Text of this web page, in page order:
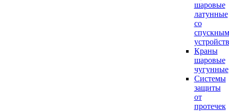
шаровые
латунные
со
спускным
Краны
шаровые
чугунные
Системы
защиты
от
протечек